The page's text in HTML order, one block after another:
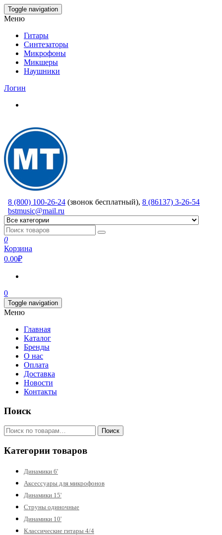
Skip
to
content
Toggle navigation
Меню
Гитары
Синтезаторы
Микрофоны
Микшеры
Наушники
Логин
8 (800) 100-26-24 (звонок бесплатный), 8 (86137) 3-26-54
bstmusic@mail.ru
0
Корзина
0.00₽
0
Toggle navigation
Меню
Главная
Каталог
Бренды
О нас
Оплата
Доставка
Новости
Контакты
Поиск
Искать: Поиск
Категории товаров
Динамики 6'
Аксессуары для микрофонов
Динамики 15'
Струны одиночные
Динамики 10'
Классические гитары 4/4